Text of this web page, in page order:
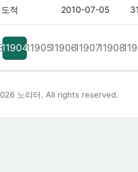
(10)
도적 2010-07-05
1190411905119061190711908
노리터. All rights reserved.